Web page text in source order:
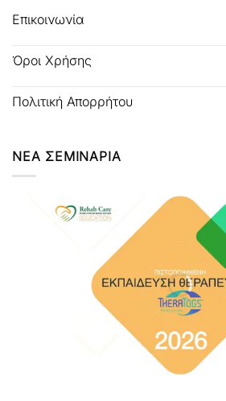
Επικοινωνία
Όροι Χρήσης
Πολιτική Απορρήτου
ΝΕΑ ΣΕΜΙΝΑΡΙΑ